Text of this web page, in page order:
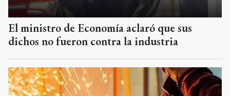
El ministro de Economía aclaró que sus
dichos no fueron contra la industria